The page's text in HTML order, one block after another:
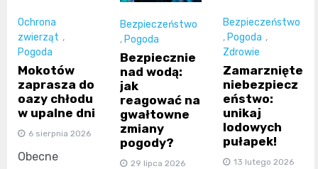
Ochrona
zwierząt ,
Pogoda
Mokotów
zaprasza do
oazy chłodu
w upalne dni
6 sierpnia 2026
Obecne
Bezpieczeństwo
, Pogoda
Bezpiecznie
nad wodą:
jak
reagować na
gwałtowne
zmiany
pogody?
29 lipca 2026
Bezpieczeństwo
, Pogoda ,
Zdrowie
Zamarznięte
niebezpiecz
eństwo:
unikaj
lodowych
pułapek!
13 lutego 2026